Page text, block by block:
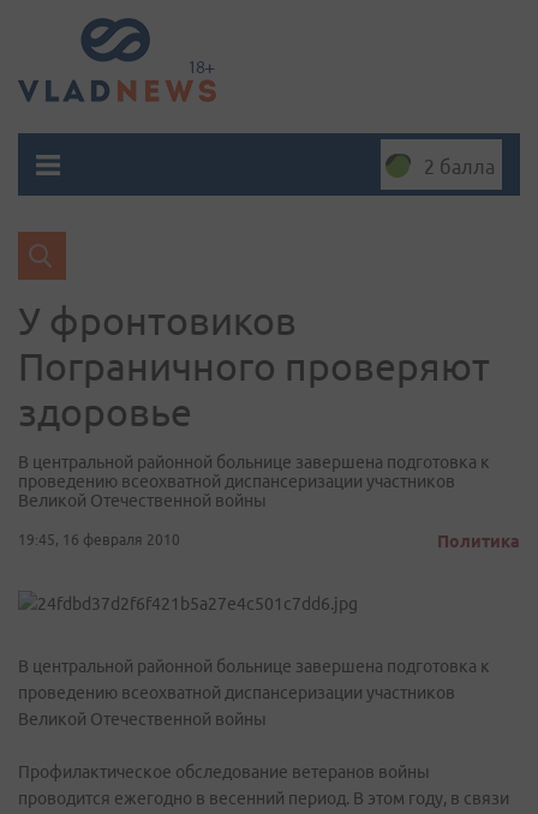
2 балла
У фронтовиков
Пограничного проверяют
здоровье
В центральной районной больнице завершена подготовка к
проведению всеохватной диспансеризации участников
Великой Отечественной войны
19:45, 16 февраля 2010 Политика
В центральной районной больнице завершена подготовка к
проведению всеохватной диспансеризации участников
Великой Отечественной войны
Профилактическое обследование ветеранов войны
проводится ежегодно в весенний период. В этом году, в связи